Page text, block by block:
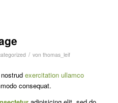
/ von thomas_leif
exercitation ullamco
consequat.